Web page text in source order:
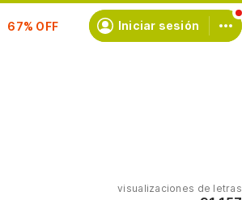
Suscríbete Iniciar sesión
visualizaciones de letras